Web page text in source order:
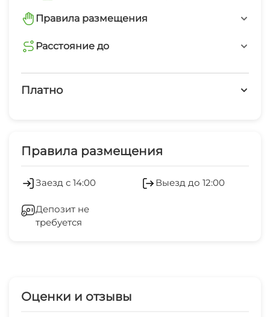
Правила размещения
запрещено курить
запрещено шуметь после 22-00
Расстояние до
магазин
Платно
Зеленый двор
Правила размещения
Заезд с 14:00 Выезд до 12:00
Депозит не
требуется
Оценки и отзывы